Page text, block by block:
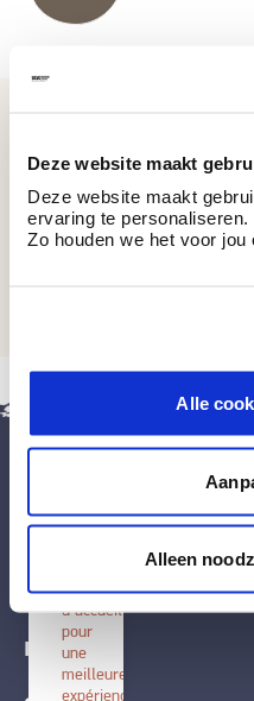
Deze website maakt
Deze website maakt
ervaring te personaliseren.
Zo houden we het voor
Alle
Alleen
Techniques décoratives
Inspiration
BOSS
application
écran
d'accueil
pour
une
meilleure
expérience.
fermer